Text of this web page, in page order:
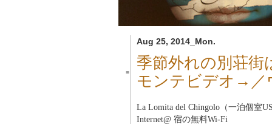
Aug 25, 2014_Mon.
■
季節外れの別荘街
モンテビデオ→／
La Lomita del Chingolo（一泊個室
Internet@ 宿の無料Wi-Fi